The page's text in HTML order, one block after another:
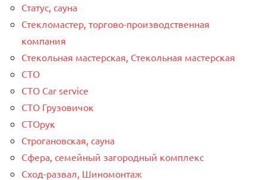
Статус, сауна
Стекломастер, торгово-производственная
компания
Стекольная мастерская, Стекольная мастерская
СТО
СТО Car service
СТО Грузовичок
СТОрук
Строгановская, сауна
Сфера, семейный загородный комплекс
Сход-развал, Шиномонтаж